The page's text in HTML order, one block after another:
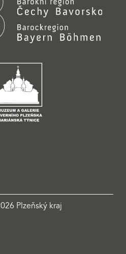
Plzeňský kraj